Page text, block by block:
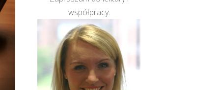
współpracy.